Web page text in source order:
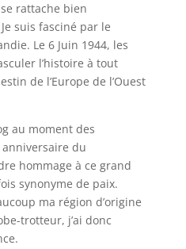
rattache bien
suis fasciné par le
Le 6 Juin 1944, les
l’histoire à tout
de l’Europe de l’Ouest
au moment des
du
hommage à ce grand
synonyme de paix.
ma région d’origine
trotteur, j’ai donc